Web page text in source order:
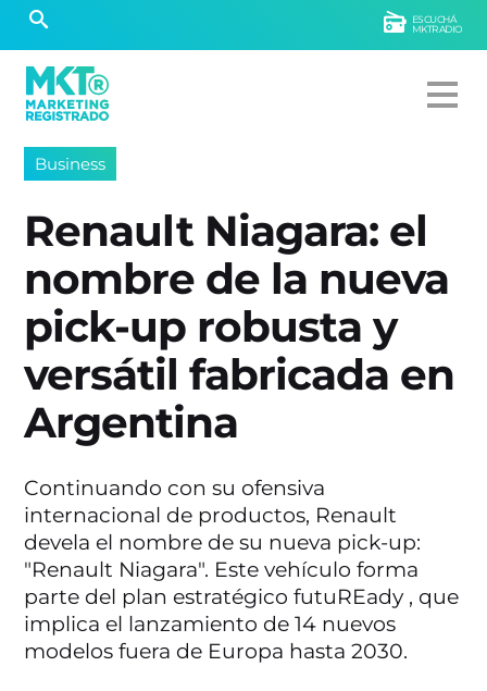
ESCUCHÁ
MKTRADIO
Business
Renault Niagara: el
nombre de la nueva
pick-up robusta y
versátil fabricada en
Argentina
Continuando con su ofensiva
internacional de productos, Renault
devela el nombre de su nueva pick-up:
"Renault Niagara". Este vehículo forma
parte del plan estratégico futuREady , que
implica el lanzamiento de 14 nuevos
modelos fuera de Europa hasta 2030.